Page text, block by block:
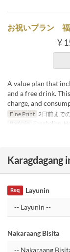
お祝いプラン
¥
A value plan that
and a free drink.
charge, and
Fine Print 2日前まで
Pagkain
Tanghalian,
Karagdagang
Layunin
Req
Nakaraang Bisita